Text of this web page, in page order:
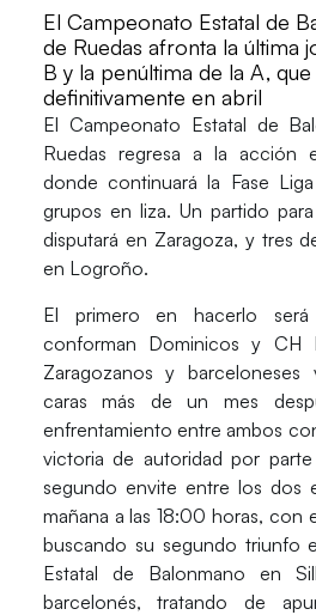
El Campeonato Estatal de
de Ruedas afronta la última
B y la penúltima de la A,
definitivamente en abril
El Campeonato Estatal de
Ruedas regresa a la acción
dondecontinuará la Fase
grupos en liza. Un partido
disputará en Zaragoza, y tres
en Logroño.
El primero en hacerlo
conforman Dominicos y CH
Zaragozanos y
caras más de un mes
enfrentamiento entre ambos
victoria de autoridad por
segundo envite entre los dos
mañana a las 18:00 horas, con
buscando su segundo triunfo
Estatal de Balonmano en
barcelonés, tratando de